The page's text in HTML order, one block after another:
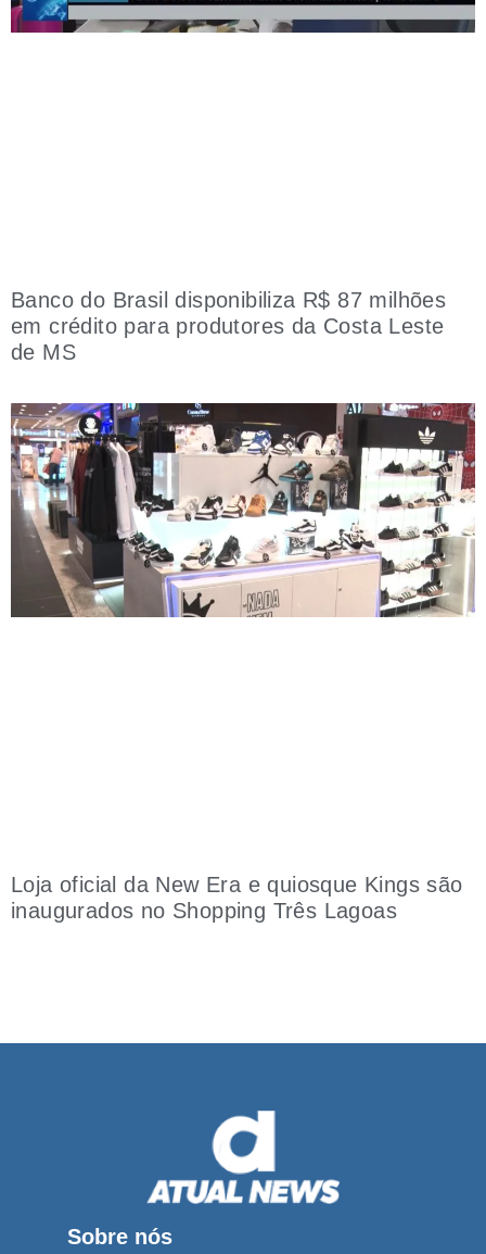
Banco do Brasil disponibiliza R$ 87 milhões
em crédito para produtores da Costa Leste
de MS
Loja oficial da New Era e quiosque Kings são
inaugurados no Shopping Três Lagoas
Sobre nós